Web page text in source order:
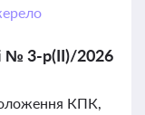
3-р(ІІ)/2026
КПК,